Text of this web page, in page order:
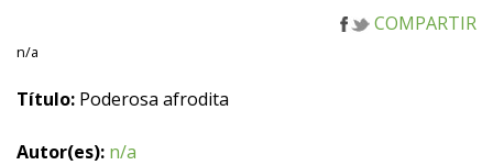
COMPARTIR
n/a
Título: Poderosa afrodita
Autor(es): n/a